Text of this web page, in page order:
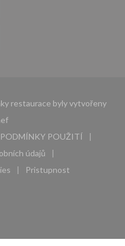
restaurace byly vytvořeny
((otevře se v novém okně))
okně))
PODMÍNKY POUŽITÍ
((otevře se v novém
údajů
((otevře se v novém okně))
se v novém okně))
Pristupnost
((otevře se v novém